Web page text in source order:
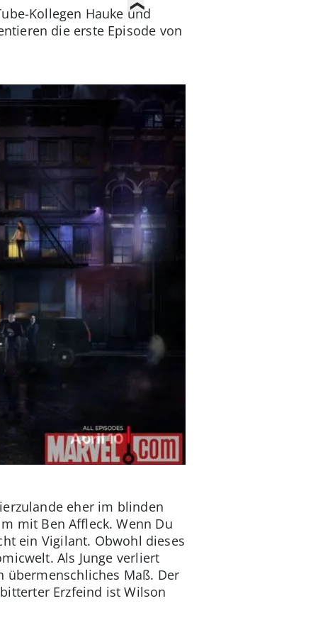
Kollegen Hauke und
die erste Episode von
eher im blinden
mit Ben Affleck. Wenn Du
ein Vigilant. Obwohl dieses
Als Junge verliert
übermenschliches Maß. Der
Erzfeind ist Wilson